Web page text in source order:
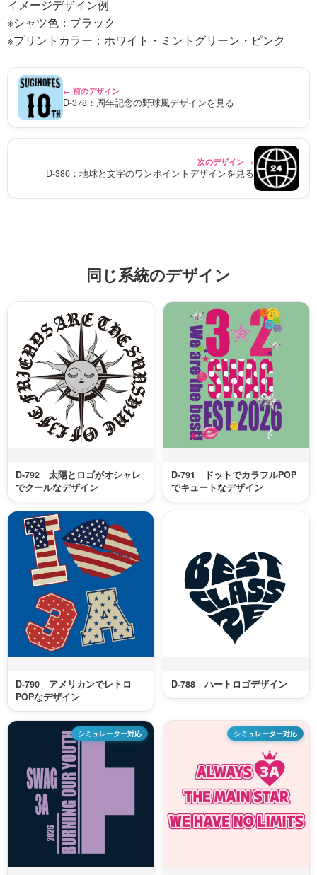
イメージデザイン例
※シャツ色：ブラック
※プリントカラー：ホワイト・ミントグリーン・ピンク
← 前のデザイン
D-378：周年記念の野球風デザインを見る
次のデザイン →
D-380：地球と文字のワンポイントデザインを見る
同じ系統のデザイン
D-792 太陽とロゴがオシャレ
でクールなデザイン
D-791 ドットでカラフルPOP
でキュートなデザイン
D-790 アメリカンでレトロ
POPなデザイン
D-788 ハートロゴデザイン
シミュレーター対応 シミュレーター対応